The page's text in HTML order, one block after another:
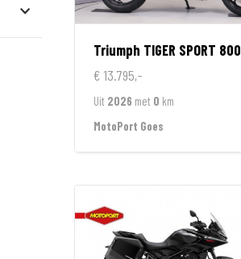
Triumph TIGER SPORT 800
€ 13.795,-
Uit 2026 met 0 km
MotoPort Goes